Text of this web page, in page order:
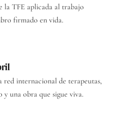
la TFE aplicada al trabajo
firmado en vida.
red internacional de terapeutas,
y una obra que sigue viva.